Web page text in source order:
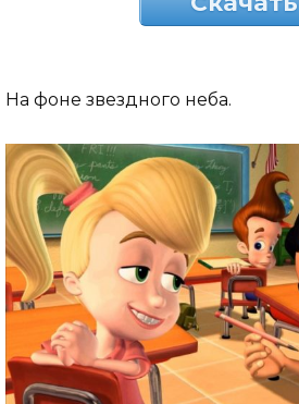
На фоне звездного неба.